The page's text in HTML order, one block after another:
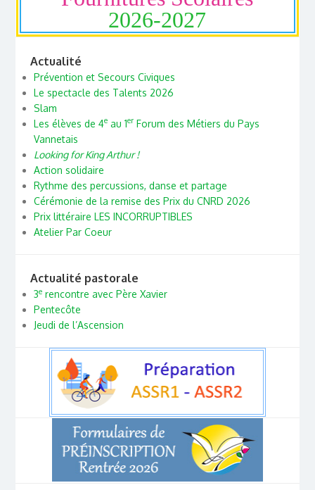
2026-2027
Actualité
Prévention et Secours Civiques
Le spectacle des Talents 2026
Slam
Les élèves de 4eau 1erForum des Métiers du Pays
Vannetais
Looking for King Arthur !
Action solidaire
Rythme des percussions, danse et partage
Cérémonie de la remise des Prix du CNRD 2026
Prix littéraire LES INCORRUPTIBLES
Atelier Par Coeur
Actualité pastorale
3erencontre avec Père Xavier
Pentecôte
Jeudi de l’Ascension